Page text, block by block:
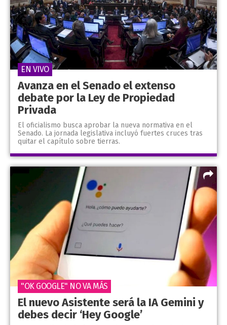
Avanza en el Senado el extenso
debate por la Ley de Propiedad
Privada
El oficialismo busca aprobar la nueva normativa en el
Senado. La jornada legislativa incluyó fuertes cruces tras
quitar el capítulo sobre tierras.
EN VIVO
El nuevo Asistente será la IA Gemini y
debes decir ‘Hey Google’
"OK GOOGLE" NO VA MÁS